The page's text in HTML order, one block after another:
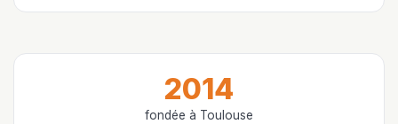
2014
fondée à Toulouse